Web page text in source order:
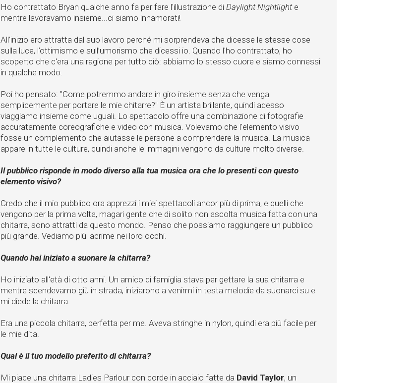
Ho contrattato Bryan qualche anno fa per fare l'illustrazione di Daylight Nightlighte
mentre lavoravamo insieme...ci siamo innamorati!
All’inizio ero attratta dal suo lavoro perché mi sorprendeva che dicesse le stesse cose
sulla luce, l’ottimismo e sull’umorismo che dicessi io. Quando l'ho contrattato, ho
scoperto che c'era una ragione per tutto ciò: abbiamo lo stesso cuore e siamo connessi
in qualche modo.
Poi ho pensato: "Come potremmo andare in giro insieme senza che venga
semplicemente per portare le mie chitarre?" È un artista brillante, quindi adesso
viaggiamo insieme come uguali. Lo spettacolo offre una combinazione di fotografie
accuratamente coreografiche e video con musica. Volevamo che l'elemento visivo
fosse un complemento che aiutasse le persone a comprendere la musica. La musica
appare in tutte le culture, quindi anche le immagini vengono da culture molto diverse.
Il pubblico risponde in modo diverso alla tua musica ora che lo presenti con questo
elemento visivo?
Credo che il mio pubblico ora apprezzi i miei spettacoli ancor più di prima, e quelli che
vengono per la prima volta, magari gente che di solito non ascolta musica fatta con una
chitarra, sono attratti da questo mondo. Penso che possiamo raggiungere un pubblico
più grande. Vediamo più lacrime nei loro occhi.
Quando hai iniziato a suonare la chitarra?
Ho iniziato all'età di otto anni. Un amico di famiglia stava per gettare la sua chitarra e
mentre scendevamo giù in strada, iniziarono a venirmi in testa melodie da suonarci su e
mi diede la chitarra.
Era una piccola chitarra, perfetta per me. Aveva stringhe in nylon, quindi era più facile per
le mie dita.
Qual è il tuo modello preferito di chitarra?
Mi piace una chitarra Ladies Parlour con corde in acciaio fatte da David Taylor, un